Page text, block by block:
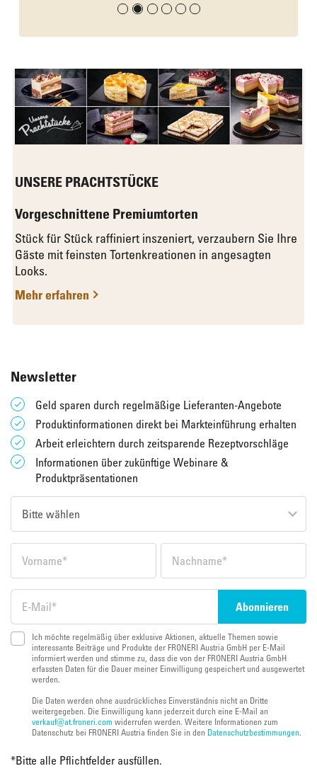
UNSERE PRACHTSTÜCKE
Vorgeschnittene Premiumtorten
Stück für Stück raffiniert inszeniert, verzaubern Sie Ihre
Gäste mit feinsten Tortenkreationen in angesagten
Looks.
Mehr erfahren
Newsletter
Geld sparen durch regelmäßige Lieferanten-Angebote
Produktinformationen direkt bei Markteinführung erhalten
Arbeit erleichtern durch zeitsparende Rezeptvorschläge
Informationen über zukünftige Webinare &
Produktpräsentationen
Ich möchte regelmäßig über exklusive Aktionen, aktuelle Themen sowie
interessante Beiträge und Produkte der FRONERI Austria GmbH per E-Mail
informiert werden und stimme zu, dass die von der FRONERI Austria GmbH
erfassten Daten für die Dauer meiner Einwilligung gespeichert und ausgewertet
werden.
Die Daten werden ohne ausdrückliches Einverständnis nicht an Dritte
weitergegeben. Die Einwilligung kann jederzeit durch eine E-Mail an
verkauf@at.froneri.com widerrufen werden. Weitere Informationen zum
Datenschutz bei FRONERI Austria finden Sie in den Datenschutzbestimmungen.
*Bitte alle Pflichtfelder ausfüllen.